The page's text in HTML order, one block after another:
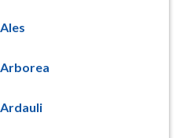
Ales
Arborea
Ardauli